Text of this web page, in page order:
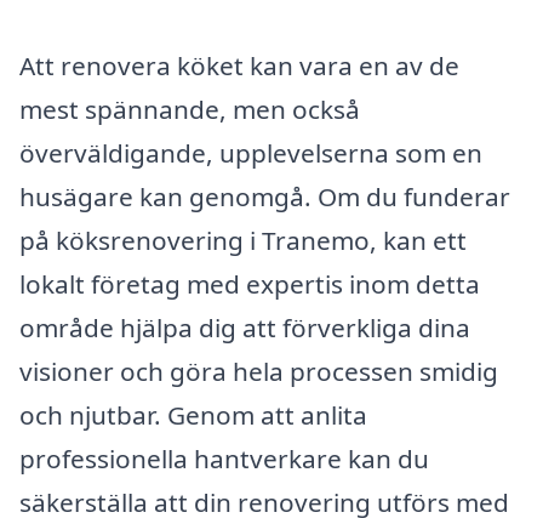
Att renovera köket kan vara en av de
mest spännande, men också
överväldigande, upplevelserna som en
husägare kan genomgå. Om du funderar
på köksrenovering i Tranemo, kan ett
lokalt företag med expertis inom detta
område hjälpa dig att förverkliga dina
visioner och göra hela processen smidig
och njutbar. Genom att anlita
professionella hantverkare kan du
säkerställa att din renovering utförs med